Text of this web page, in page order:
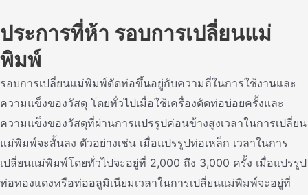
ประการที่ห้า รอบการเปลี่ยนแม่
พิมพ์
รอบการเปลี่ยนแม่พิมพ์ดัดท่อขึ้นอยู่กับความถี่ในการใช้งานและ
ความแข็งของวัสดุ โดยทั่วไปเมื่อใช้เครื่องดัดท่อบ่อยครั้งและ
ความแข็งของวัสดุที่ผ่านการแปรรูปค่อนข้างสูงเวลาในการเปลี่ยน
แม่พิมพ์จะสั้นลง ตัวอย่างเช่น เมื่อแปรรูปท่อเหล็ก เวลาในการ
เปลี่ยนแม่พิมพ์โดยทั่วไปจะอยู่ที่ 2,000 ถึง 3,000 ครั้ง เมื่อแปรรูป
ท่อทองแดงหรือท่ออลูมิเนียมเวลาในการเปลี่ยนแม่พิมพ์จะอยู่ที่